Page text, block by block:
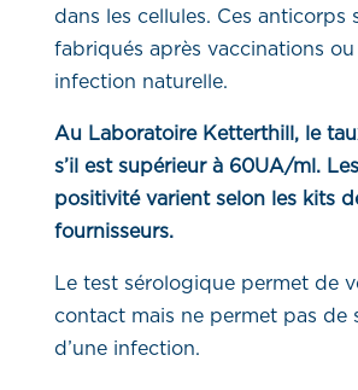
dans les cellules. Ces anticorps
fabriqués après vaccinations ou
infection naturelle.
Au Laboratoire Ketterthill, le
s’il est supérieur à 60UA/ml.
positivité varient selon les kits
fournisseurs.
Le test sérologique permet de
contact mais ne permet pas de
d’une infection.